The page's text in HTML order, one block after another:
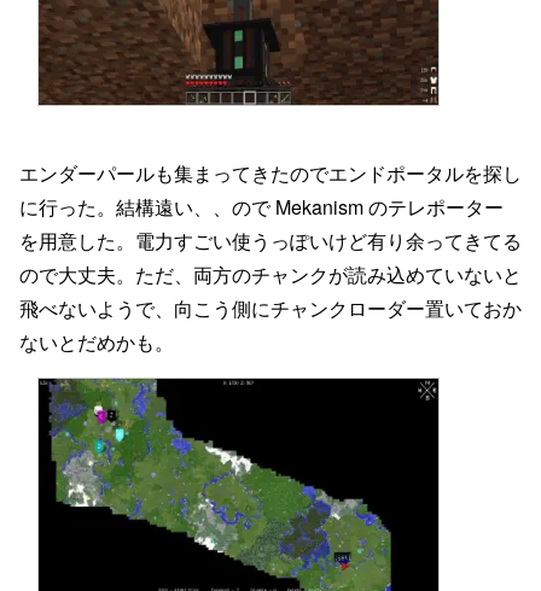
エンダーパールも集まってきたのでエンドポータルを探し
に行った。結構遠い、、ので Mekanism のテレポーター
を用意した。電力すごい使うっぽいけど有り余ってきてる
ので大丈夫。ただ、両方のチャンクが読み込めていないと
飛べないようで、向こう側にチャンクローダー置いておか
ないとだめかも。